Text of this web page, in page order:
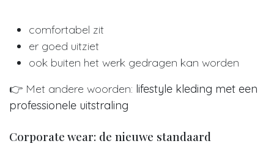
comfortabel zit
er goed uitziet
ook buiten het werk gedragen kan worden
👉 Met andere woorden: lifestyle kleding met een
professionele uitstraling
Corporate wear: de nieuwe standaard